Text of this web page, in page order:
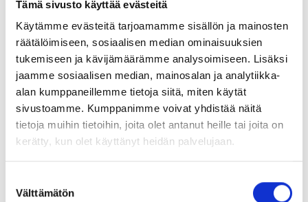
Tämä sivusto käyttää evästeitä
Käytämme evästeitä tarjoamamme sisällön ja mainosten
räätälöimiseen, sosiaalisen median ominaisuuksien
tukemiseen ja kävijämäärämme analysoimiseen. Lisäksi
jaamme sosiaalisen median, mainosalan ja analytiikka-
alan kumppaneillemme tietoja siitä, miten käytät
sivustoamme. Kumppanimme voivat yhdistää näitä
tietoja muihin tietoihin, joita olet antanut heille tai joita on
kerätty, kun olet käyttänyt heidän palvelujaan.
valinta
Välttämätön
MultiLED oikea
Varastossa
Tuotekoodi 00VAL25
Hinta
150,00 EUR (ALV 0%)
Takavalo, vasen
Varastossa
Tuotekoodi 00VAL17
2. koodi 03000220
Hinta
23,11 EUR
Tuotekoodi